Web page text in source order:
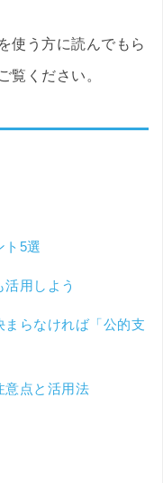
使う方に読んでもら
覧ください。
ト5選
用しよう
らなければ「公的支
意点と活用法